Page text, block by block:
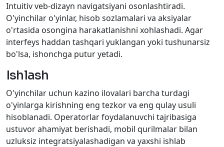
Intuitiv veb-dizayn navigatsiyani osonlashtiradi.
O'yinchilar o'yinlar, hisob sozlamalari va aksiyalar
o'rtasida osongina harakatlanishni xohlashadi. Agar
interfeys haddan tashqari yuklangan yoki tushunarsiz
bo'lsa, ishonchga putur yetadi.
Ishlash
O'yinchilar uchun kazino ilovalari barcha turdagi
o'yinlarga kirishning eng tezkor va eng qulay usuli
hisoblanadi. Operatorlar foydalanuvchi tajribasiga
ustuvor ahamiyat berishadi, mobil qurilmalar bilan
uzluksiz integratsiyalashadigan va yaxshi ishlab